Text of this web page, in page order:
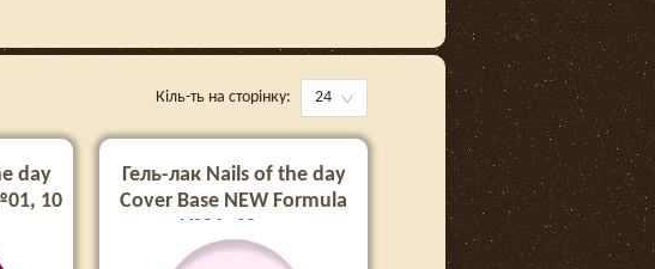
Кіль-ть на сторінку: 24
day
10
Гель-лак Nails of the day
Cover Base NEW Formula
№01, 10 мл